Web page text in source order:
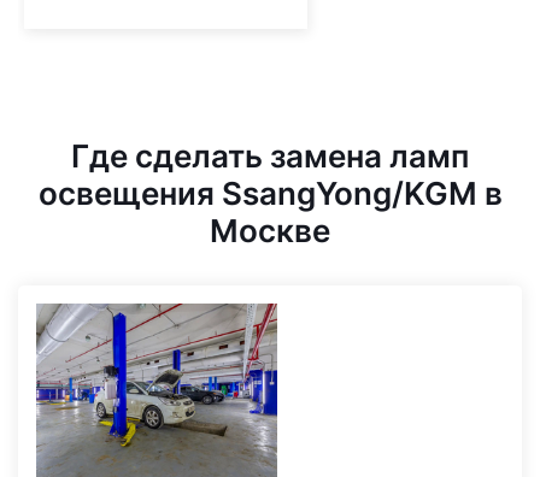
Где сделать замена ламп
освещения SsangYong/KGM в
Москве